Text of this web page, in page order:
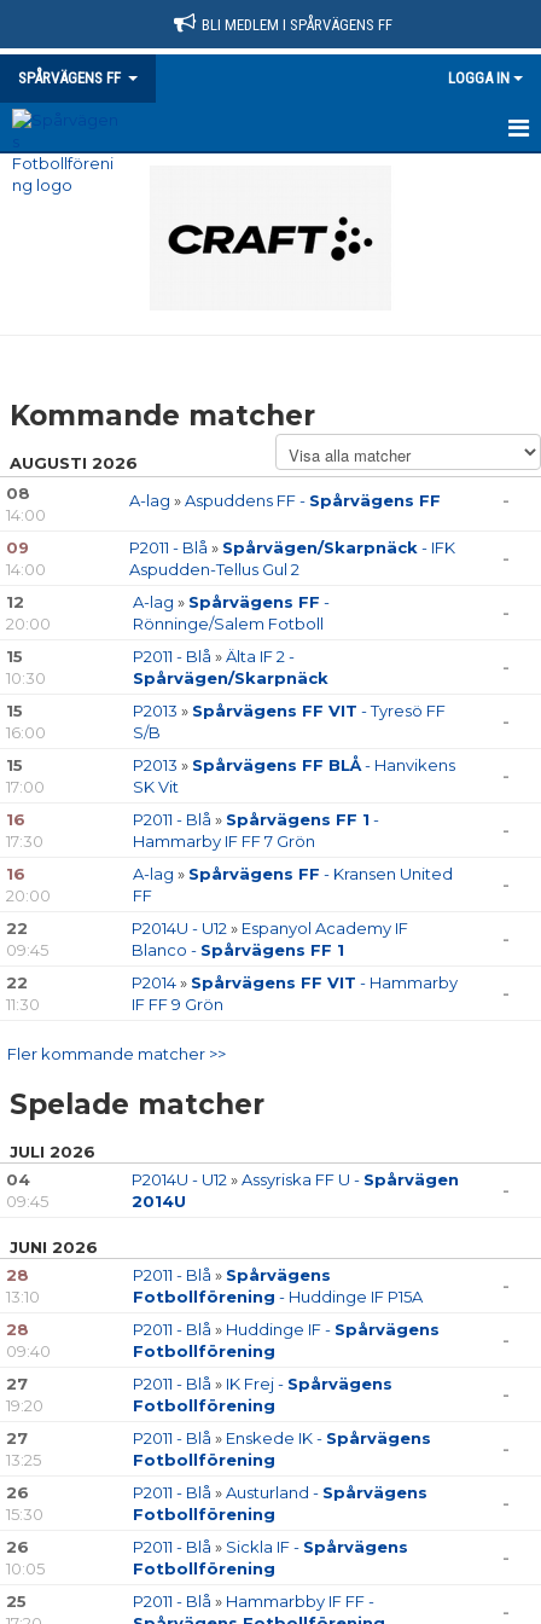
BLI MEDLEM I SPÅRVÄGENS FF
SPÅRVÄGENS FF LOGGA IN
HEM
MATCHER
BILDGALLERI
DOKUMENT
Kommande matcher
AUGUSTI 2026
08
14:00
A-lag »Aspuddens FF - Spårvägens FF -
09
14:00
P2011 - Blå » Spårvägen/Skarpnäck - IFK
Aspudden-Tellus Gul 2
-
12
20:00
A-lag » Spårvägens FF -
Rönninge/Salem Fotboll
-
15
10:30
P2011 - Blå »Älta IF 2 -
Spårvägen/Skarpnäck
-
15
16:00
P2013 » Spårvägens FF VIT - Tyresö FF
S/B
-
15
17:00
P2013 » Spårvägens FF BLÅ- Hanvikens
SK Vit
-
16
17:30
P2011 - Blå » Spårvägens FF 1 -
Hammarby IF FF 7 Grön
-
16
20:00
A-lag » Spårvägens FF - Kransen United
FF
-
22
09:45
P2014U - U12 » Espanyol Academy IF
Blanco - Spårvägens FF 1
-
22
11:30
P2014» Spårvägens FF VIT - Hammarby
IF FF 9 Grön
-
Fler kommande matcher >>
Spelade matcher
JULI 2026
04
09:45
P2014U - U12 »Assyriska FF U - Spårvägen
2014U
-
JUNI 2026
28
13:10
P2011 - Blå » Spårvägens
Fotbollförening - Huddinge IF P15A
-
28
09:40
P2011 - Blå » Huddinge IF - Spårvägens
Fotbollförening
-
27
19:20
P2011 - Blå » IK Frej - Spårvägens
Fotbollförening
-
27
13:25
P2011 - Blå » Enskede IK - Spårvägens
Fotbollförening
-
26
15:30
P2011 - Blå »Austurland - Spårvägens
Fotbollförening
-
26
10:05
P2011 - Blå » Sickla IF - Spårvägens
Fotbollförening
-
25
P2011 - Blå » Hammarbby IF FF -
-